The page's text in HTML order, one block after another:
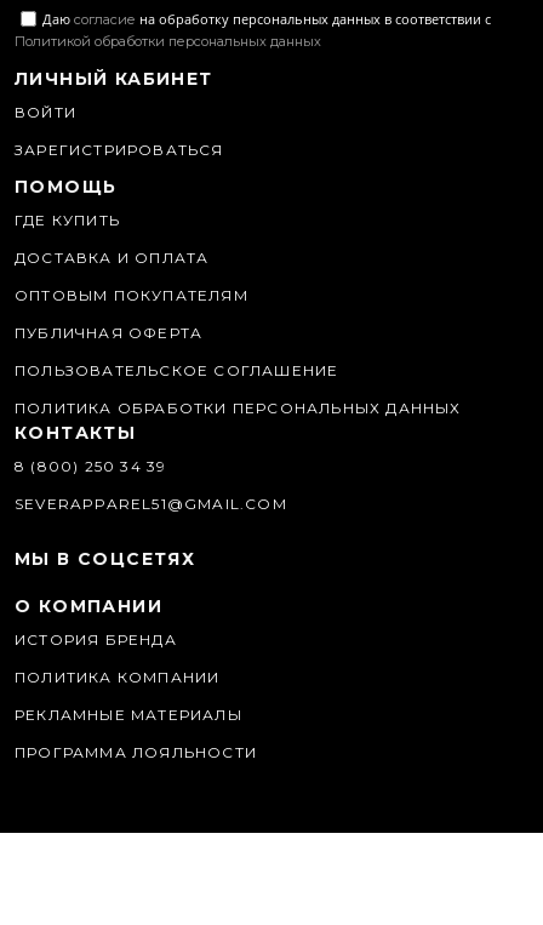
Даю согласие на обработку персональных данных в соответствии с
Политикой обработки персональных данных
ЛИЧНЫЙ КАБИНЕТ
ВОЙТИ
ЗАРЕГИСТРИРОВАТЬСЯ
ПОМОЩЬ
ГДЕ КУПИТЬ
ДОСТАВКА И ОПЛАТА
ОПТОВЫМ ПОКУПАТЕЛЯМ
ПУБЛИЧНАЯ ОФЕРТА
ПОЛЬЗОВАТЕЛЬСКОЕ СОГЛАШЕНИЕ
ПОЛИТИКА ОБРАБОТКИ ПЕРСОНАЛЬНЫХ ДАННЫХ
КОНТАКТЫ
8 (800) 250 34 39
SEVERAPPAREL51@GMAIL.COM
МЫ В СОЦСЕТЯХ
О КОМПАНИИ
ИСТОРИЯ БРЕНДА
ПОЛИТИКА КОМПАНИИ
РЕКЛАМНЫЕ МАТЕРИАЛЫ
ПРОГРАММА ЛОЯЛЬНОСТИ